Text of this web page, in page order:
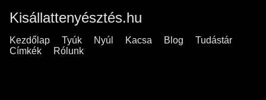
Kisállattenyésztés.hu
Kezdőlap Tyúk Nyúl Kacsa Blog
Tudástár
Címkék
Rólunk